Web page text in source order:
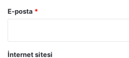
E-posta *
İnternet sitesi